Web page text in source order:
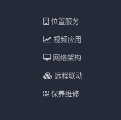
位置服务
视频应用
网络架构
远程联动
保养维修